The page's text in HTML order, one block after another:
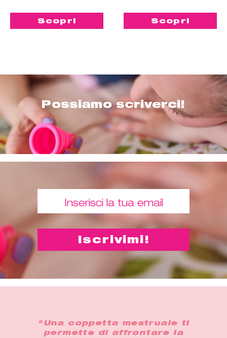
Scopri Scopri
Possiamo scriverci!
"Una coppetta mestruale ti
permette di affrontare la